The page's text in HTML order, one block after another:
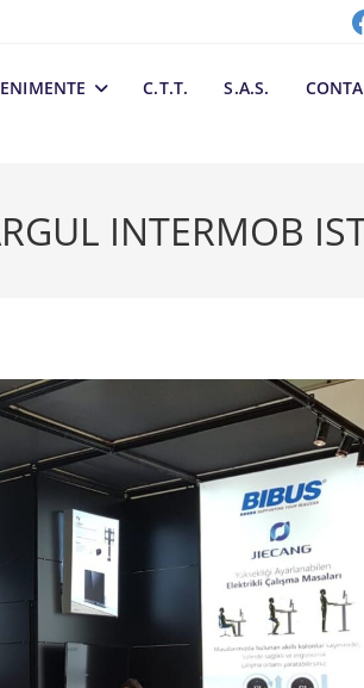
C.T.T. S.A.S.
INTERMOB